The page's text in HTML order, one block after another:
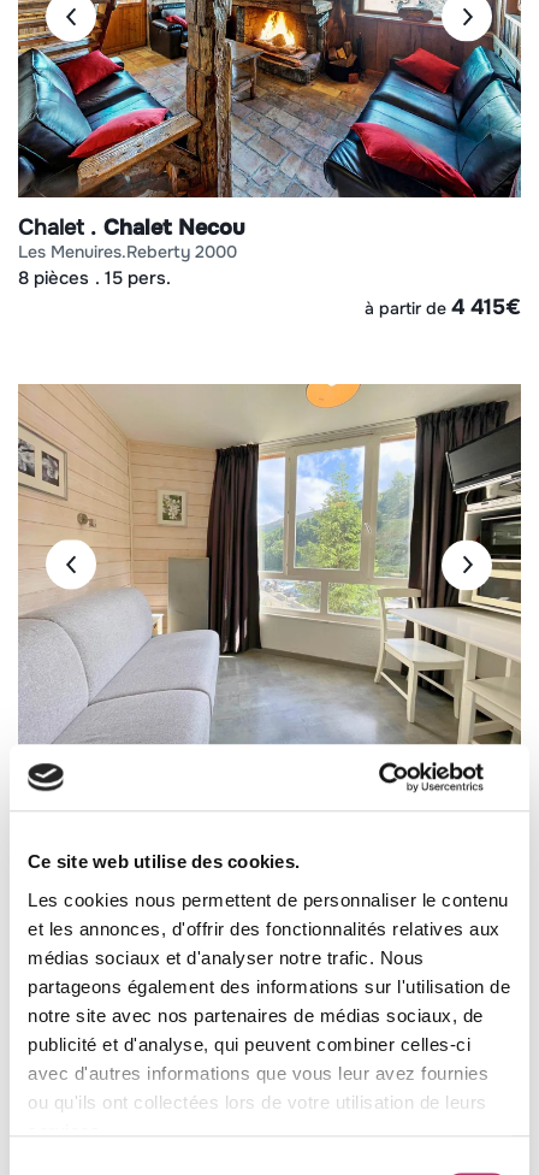
Ce site web utilise des cookies.
Les cookies nous permettent de personnaliser le contenu
et les annonces, d'offrir des fonctionnalités relatives aux
médias sociaux et d'analyser notre trafic. Nous
partageons également des informations sur l'utilisation de
notre site avec nos partenaires de médias sociaux, de
publicité et d'analyse, qui peuvent combiner celles-ci
avec d'autres informations que vous leur avez fournies
ou qu'ils ont collectées lors de votre utilisation de leurs
Chalet Chalet Necou
les menuires reberty 2000
8 pièces 15 pers.
à partir de 4 415€
Studio